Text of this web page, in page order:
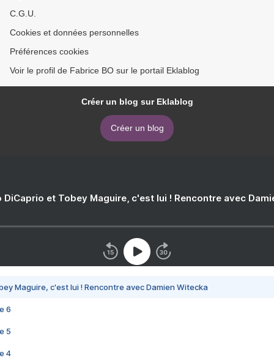
C.G.U.
Cookies et données personnelles
Préférences cookies
Voir le profil de Fabrice BO sur le portail Eklablog
Créer un blog sur Eklablog
Créer un blog
DiCaprio et Tobey Maguire, c'est lui ! Rencontre avec
Maguire, c'est lui ! Rencontre avec Damien Witecka
6
5
4